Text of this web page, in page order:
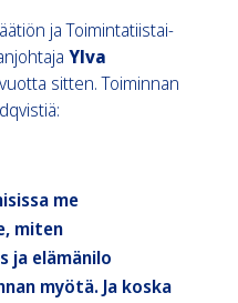
ja Toimintatiistai-
Ylva
sitten. Toiminnan
me
miten
ja elämänilo
myötä. Ja koska